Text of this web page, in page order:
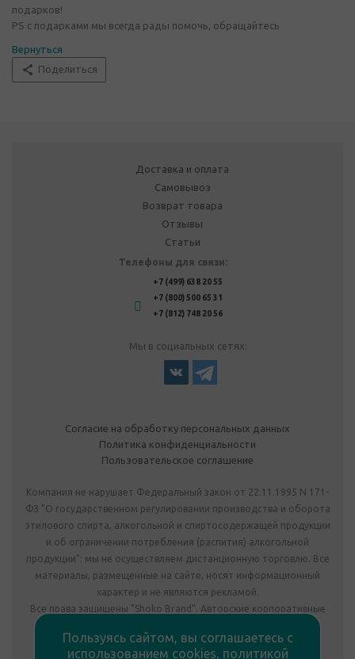
подарков!
PS с подарками мы всегда рады помочь, обращайтесь
Вернуться
Поделиться
Доставка и оплата
Самовывоз
Возврат товара
Отзывы
Статьи
Телефоны для связи:
+7 (499) 638 20 55
+7 (800) 500 65 31
+7 (812) 748 20 56
Мы в социальных сетях:
Согласие на обработку персональных данных
Политика конфиденциальности
Пользовательское соглашение
Компания не нарушает Федеральный закон от 22.11.1995 N 171-
ФЗ "О государственном регулировании производства и оборота
этилового спирта, алкогольной и спиртосодержащей продукции
и об ограничении потребления (распития) алкогольной
продукции": мы не осуществляем дистанционную торговлю. Все
материалы, размещенные на сайте, носят информационный
характер и не являются рекламой.
Все права защищены "Shoko Brand". Авторские корпоративные
Комплектация подарка может отличаться от изображения.
Пользуясь сайтом, вы соглашаетесь с
использованием cookies, политикой